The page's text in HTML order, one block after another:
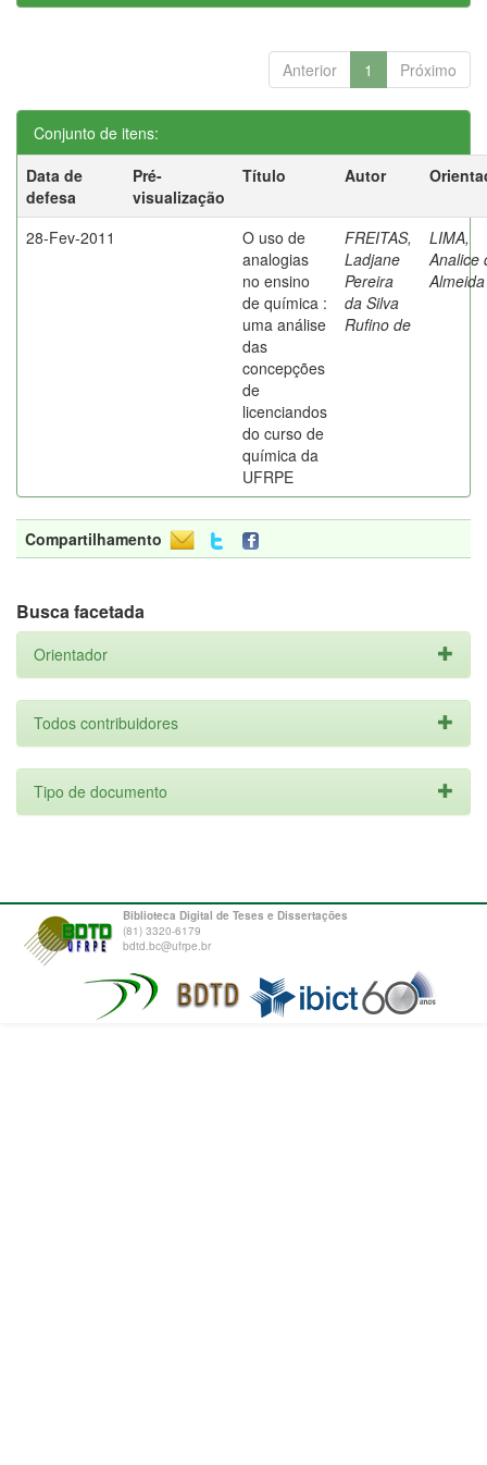
Anterior 1 Próximo
Conjunto de itens:
Data de
defesa
Pré-
visualização
Título Autor
28-Fev-2011
O uso de
analogias
no ensino
de química :
uma análise
das
concepções
de
licenciandos
do curso de
química da
UFRPE
FREITAS,
Ladjane
Pereira
da Silva
Rufino de
LIMA,
Analice
Almeida
Compartilhamento
Busca facetada
Orientador
Todos contribuidores
Tipo de documento
Biblioteca Digital de Teses e Dissertações
(81) 3320-6179
bdtd.bc@ufrpe.br